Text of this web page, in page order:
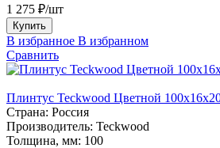
1 275 ₽/шт
Купить
В избранное В избранном
Сравнить
Плинтус Teckwood Цветной
Страна: Россия
Производитель: Teckwood
Толщина, мм: 100